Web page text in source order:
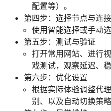
配置等）。
第四步：选择节点与连接
使用智能选择或手动
第五步：测试与验证
打开常用网站、进行
戏测试，观察延迟、
第六步：优化设置
根据实际体验调整代
别、以及自动切换策略